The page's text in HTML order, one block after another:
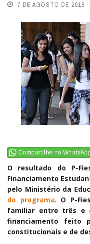
7 DE AGOSTO DE 2018
Compartilhe no
O resultado do P-
Financiamento
pelo Ministério da
do programa. O P-
familiar entre três e
financiamento feito
constitucionais e de